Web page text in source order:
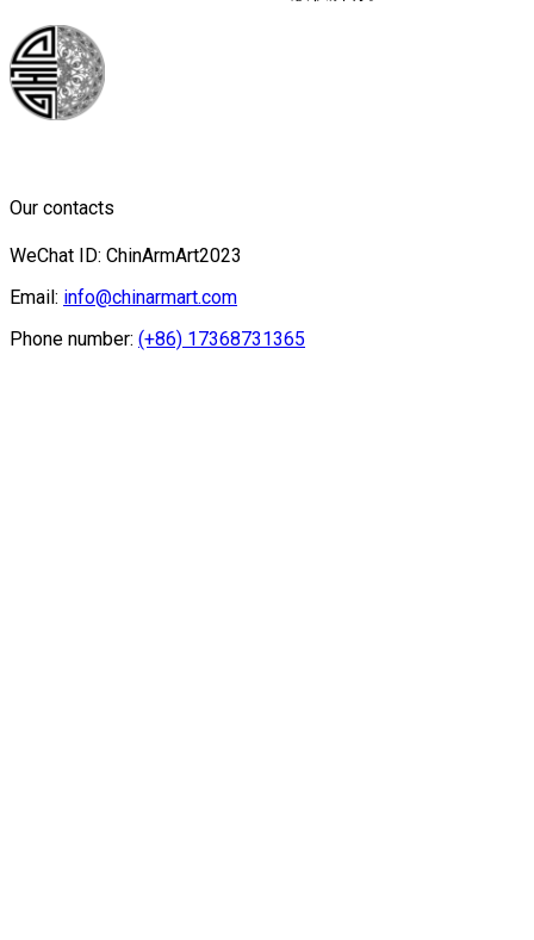
Our contacts
WeChat ID: ChinArmArt2023
Email: info@chinarmart.com
Phone number: (+86) 17368731365